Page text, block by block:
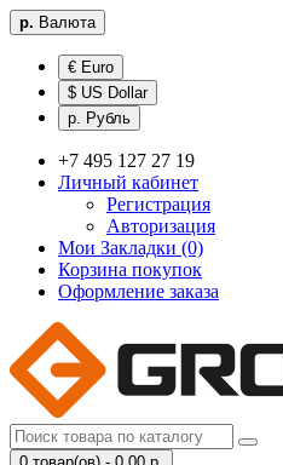
р. Валюта
€ Euro
$ US Dollar
р. Рубль
+7 495 127 27 19
Личный кабинет
Регистрация
Авторизация
Мои Закладки (0)
Корзина покупок
Оформление заказа